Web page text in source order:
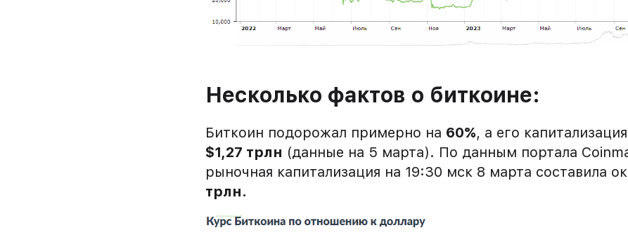
Несколько фактов о биткоине:
Биткоин подорожал примерно на 60%, а его
$1,27 трлн (данные на 5 марта). По данным портала
рыночная капитализация на 19:30 мск 8 марта составила
трлн.